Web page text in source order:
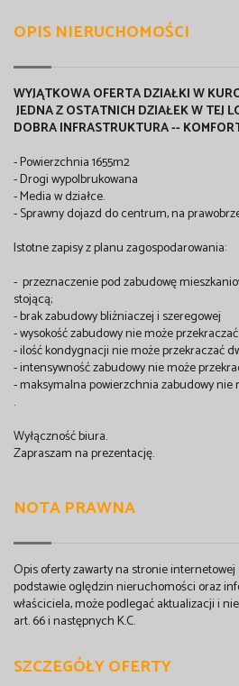
OPIS NIERUCHOMOŚCI
WYJĄTKOWA OFERTA DZIAŁKI W
JEDNA Z OSTATNICH DZIAŁEK W TEJ
DOBRA INFRASTRUKTURA --
- Powierzchnia 1655m2
- Drogi wypolbrukowana
- Media w działce.
- Sprawny dojazd do centrum, na
Istotne zapisy z planu zagospodarowania:
- przeznaczenie pod zabudowę
stojącą;
- brak zabudowy bliźniaczej i szeregowej
- wysokość zabudowy nie może
- ilość kondygnacji nie może przekraczać
- intensywność zabudowy nie może
- maksymalna powierzchnia zabudowy nie
.
Wyłączność biura.
Zapraszam na prezentację.
NOTA PRAWNA
Opis oferty zawarty na stronie
podstawie oględzin nieruchomości oraz
właściciela, może podlegać aktualizacji i
art. 66 i następnych K.C.
SZCZEGÓŁY OFERTY